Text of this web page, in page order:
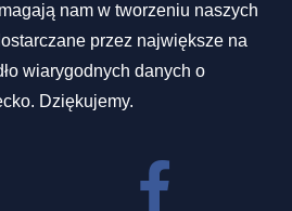
nam w tworzeniu naszych
przez największe na
wiarygodnych danych o
Dziękujemy.